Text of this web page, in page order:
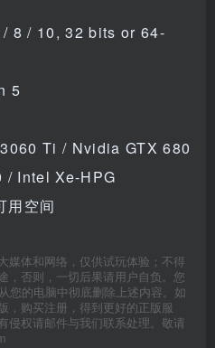
8 / 10, 32 bits or 64-
5
Ti / Nvidia GTX 680
/ Intel Xe-HPG
用空间
媒体和网络，仅供试玩体验；不得
，否则，一切后果请用户自负。您
您的电脑中彻底删除上述内容。如
，购买注册，得到更好的正版服
侵权请邮件与我们联系处理。敬请